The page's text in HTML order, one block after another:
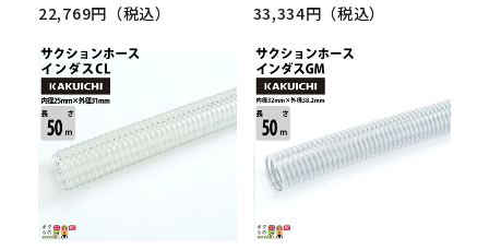
22,769円（税込）
33,334円（税込）